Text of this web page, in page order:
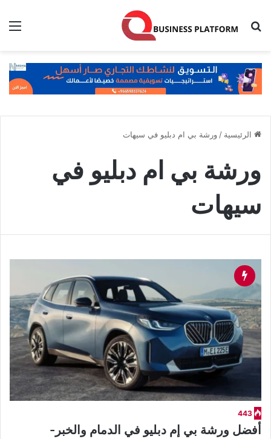
بحث عن
الرئيسية / ورشة بي ام دبليو في سيهات
ورشة بي ام دبليو في
سيهات
443
أفضل ورشة بي إم دبليو في الدمام والخبر-